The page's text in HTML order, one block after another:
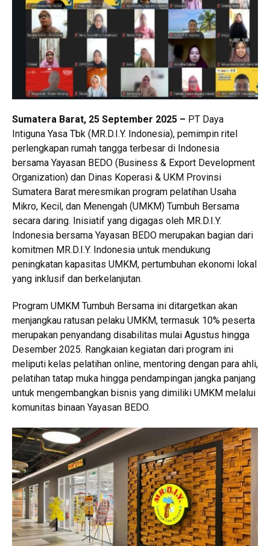
Sumatera Barat, 25 September 2025 – PT Daya
Intiguna Yasa Tbk (MR.D.I.Y. Indonesia), pemimpin ritel
perlengkapan rumah tangga terbesar di Indonesia
bersama Yayasan BEDO (Business & Export Development
Organization) dan Dinas Koperasi & UKM Provinsi
Sumatera Barat meresmikan program pelatihan Usaha
Mikro, Kecil, dan Menengah (UMKM) Tumbuh Bersama
secara daring. Inisiatif yang digagas oleh MR.D.I.Y.
Indonesia bersama Yayasan BEDO merupakan bagian dari
komitmen MR.D.I.Y. Indonesia untuk mendukung
peningkatan kapasitas UMKM, pertumbuhan ekonomi lokal
yang inklusif dan berkelanjutan.
Program UMKM Tumbuh Bersama ini ditargetkan akan
menjangkau ratusan pelaku UMKM, termasuk 10% peserta
merupakan penyandang disabilitas mulai Agustus hingga
Desember 2025. Rangkaian kegiatan dari program ini
meliputi kelas pelatihan online, mentoring dengan para ahli,
pelatihan tatap muka hingga pendampingan jangka panjang
untuk mengembangkan bisnis yang dimiliki UMKM melalui
komunitas binaan Yayasan BEDO.